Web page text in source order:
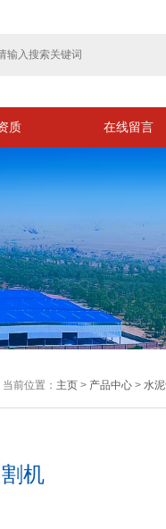
质 在线留言
当前位置： 主页> 产品中心> 水
机